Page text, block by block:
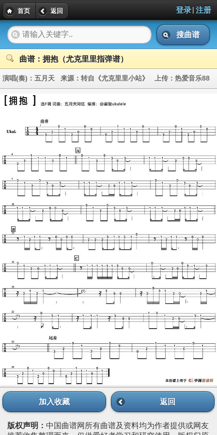
首页 返回 登录| 注册
搜曲谱
曲谱：拥抱（尤克里里指弹谱）
演唱(奏)： 五月天 来源： 转自《尤克里里小站》 上传： 热爱音乐88
加入收藏 返回
版权声明： 中国曲谱网所有曲谱及资料均为作者提供或网友